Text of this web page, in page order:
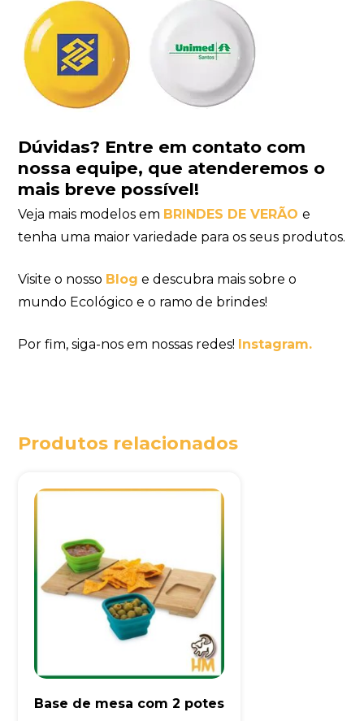
Dúvidas? Entre em contato com
nossa equipe, que atenderemos o
mais breve possível!
Veja mais modelos em BRINDES DE VERÃO e
tenha uma maior variedade para os seus produtos.
Visite o nosso Blog e descubra mais sobre o
mundo Ecológico e o ramo de brindes!
Por fim, siga-nos em nossas redes! Instagram.
Produtos relacionados
Base de mesa com 2 potes